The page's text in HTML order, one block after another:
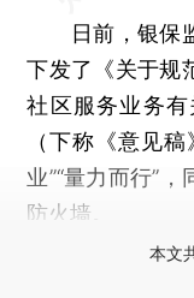
日前，银保监
下发了《关于规
社区服务业务有
（下称《意见
业”“量力而行”
防火墙。
本文